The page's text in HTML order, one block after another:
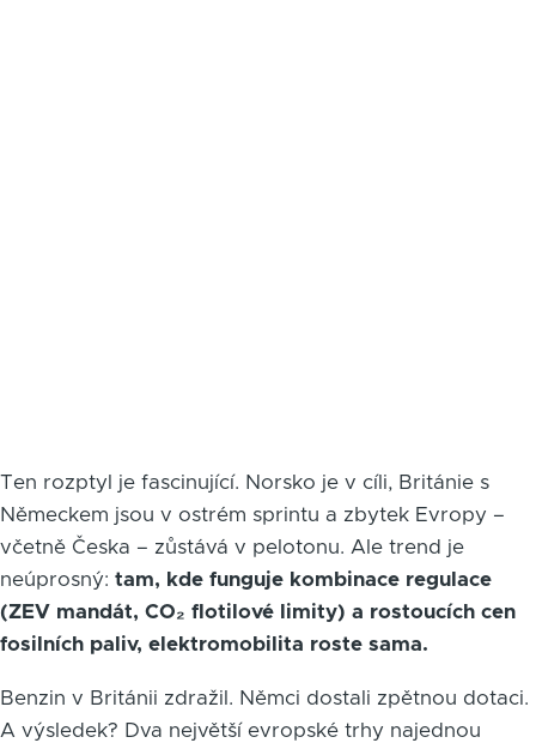
Ten rozptyl je fascinující. Norsko je v cíli, Británie s
Německem jsou v ostrém sprintu a zbytek Evropy –
včetně Česka – zůstává v pelotonu. Ale trend je
neúprosný: tam, kde funguje kombinace regulace
(ZEV mandát, CO₂ flotilové limity) a rostoucích cen
fosilních paliv, elektromobilita roste sama.
Benzin v Británii zdražil. Němci dostali zpětnou dotaci.
A výsledek? Dva největší evropské trhy najednou